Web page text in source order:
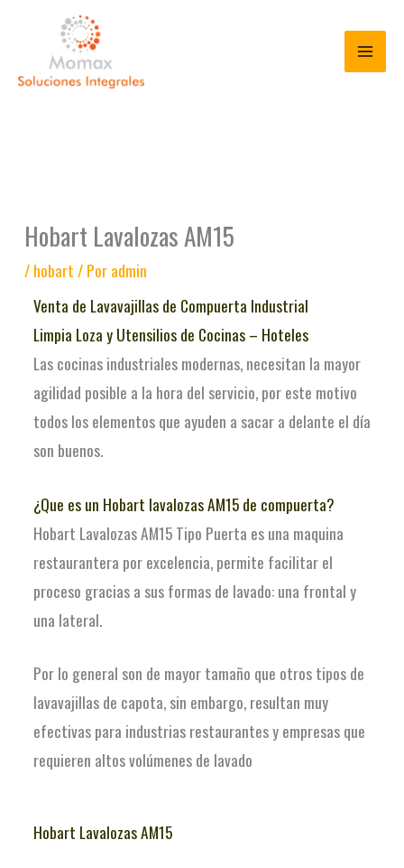
contenido
Hobart Lavalozas AM15
/hobart/ Poradmin
Venta de Lavavajillas de Compuerta Industrial
Limpia Loza y Utensilios de Cocinas – Hoteles
Las cocinas industriales modernas, necesitan la mayor
agilidad posible a la hora del servicio, por este motivo
todos los elementos que ayuden a sacar a delante el día
son buenos.
¿Que es un Hobart lavalozas AM15 de compuerta?
Hobart Lavalozas AM15 Tipo Puerta es una maquina
restaurantera por excelencia, permite facilitar el
proceso gracias a sus formas de lavado: una frontal y
una lateral.
Por lo general son de mayor tamaño que otros tipos de
lavavajillas de capota, sin embargo, resultan muy
efectivas para industrias restaurantes y empresas que
requieren altos volúmenes de lavado
Hobart Lavalozas AM15